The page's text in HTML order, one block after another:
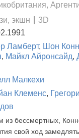
экшн
3D
Ламберт, Шон
, Майкл Айронсайд,
Малкехи
Клеменс,
из бессмертных,
свой ход